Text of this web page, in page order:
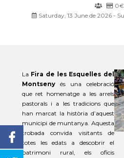
0€
Saturday, 13 June de 2026 -
La Fira de les Esquelles del
Montsenyés una celebració
que ret homenatge a les arrels
pastorals i a les tradicions que
han marcat la història d’aquest
municipi de muntanya. Aquesta
trobada convida visitants de
totes les edats a descobrir el
patrimoni rural, els oficis